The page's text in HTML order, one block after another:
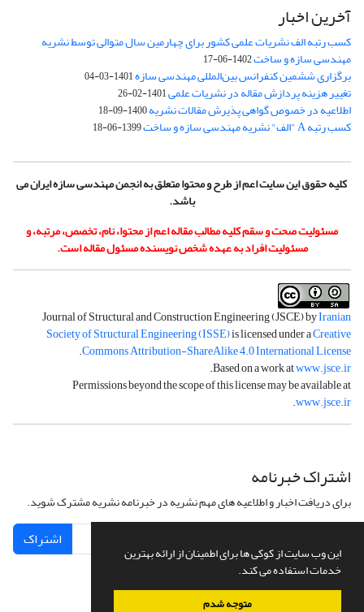
این وب سایت از کوکی ها برای اطمینان از ارائه بهترین
خدمات استفاده می کند.
متوجه شدم
آخرین اخبار
کسب رتبه الف نشریات علمی کشور برای چهارمین سال متوالی توسط نشریه
مهندسی سازه و ساخت1402-06-17
برگزاری ششمین کنفرانس بین‌المللی مهندسی سازه1401-03-04
تغییر هزینه پردازش مقاله در نشریات علمی1401-02-26
اطلاعیه در خصوص گواهی پذیرش مقالات نشریه1400-09-18
کسب رتبه A "الف" نشریه مهندسی سازه و ساخت 1399-06-18
کلیه حقوق این سایت اعم از طرح و محتوا متعلق به انجمن مهندسی سازه ایران می
باشد.
مسئولیت صحت و سقم کلیه مطالب مقاله اعم از محتوا، نام، تخصص، مرتبه، و
مسئولیت افراد به عهده شخص نویسنده مسئول مقاله است.
Journal of Structural and Construction Engineering (JSCE) byIranian
Society of Structural Engineering (ISSE)is licensed under aCreative
Commons Attribution-ShareAlike 4.0 International License
.
Based on a work atwww.jsce.ir
.
Permissions beyond the scope of this license may be available at
www.jsce.ir
.
اشتراک خبرنامه
برای دریافت اخبار و اطلاعیه های مهم نشریه در خبرنامه نشریه مشترک شوید.
اشتراک